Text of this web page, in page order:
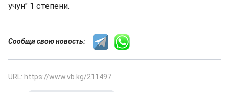
учун" 1 степени.
Сообщи свою новость:
URL: https://www.vb.kg/211497